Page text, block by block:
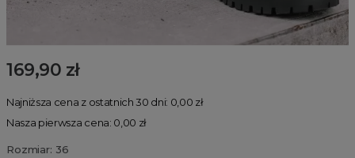
169,90 zł
Najniższa cena z ostatnich 30 dni: 0,00 zł
Nasza pierwsza cena: 0,00 zł
Rozmiar: 36